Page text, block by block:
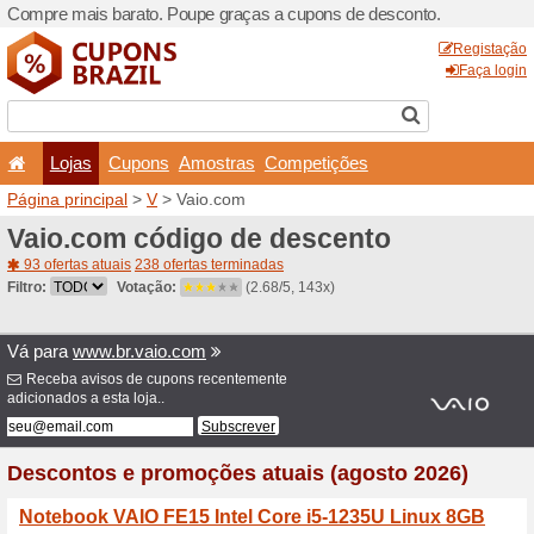
Compre mais barato.
Lojas Cupons
Página principal>V>